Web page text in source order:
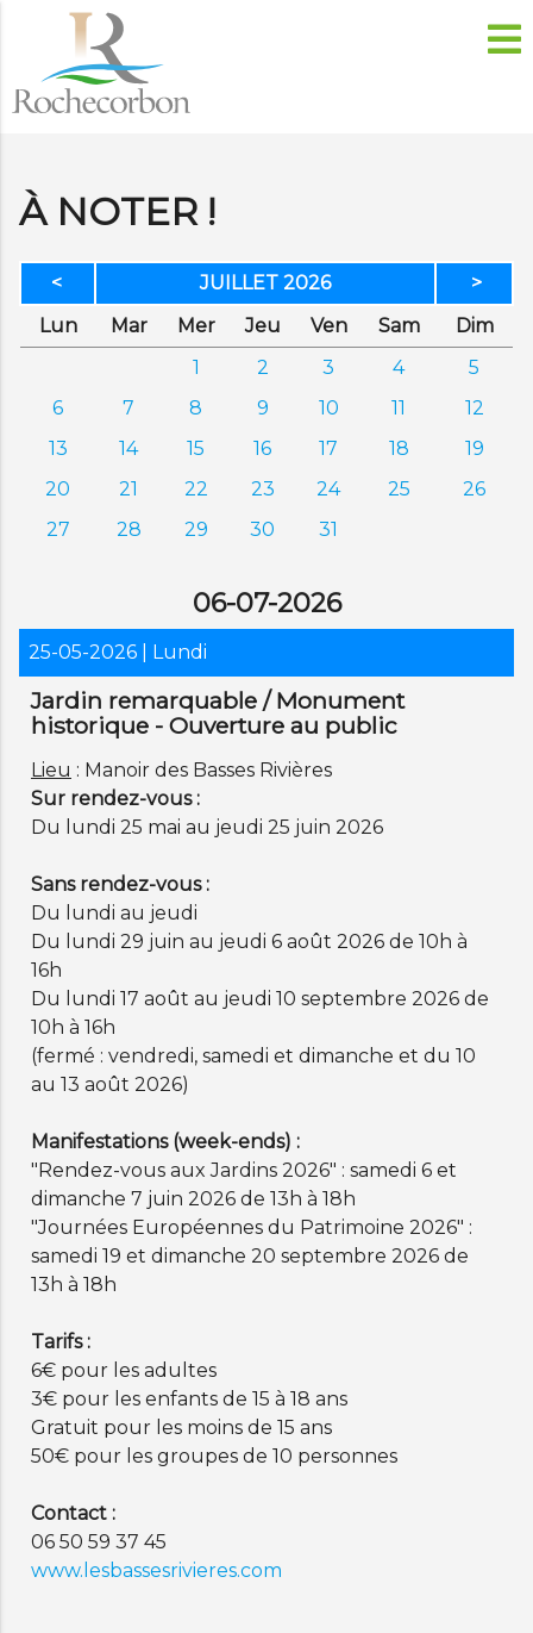
À NOTER !
< JUILLET 2026
>
Lundi Mardi MercrediJeudi VendrediSamedi Dim
1
2 3 4
5
6
7 8 9 10 11
12
13
14 15 16 17 18
19
20
21 22 23 24 25
26
27
28 29 30 31
06-07-2026
25-05-2026 | Lundi
Jardin remarquable / Monument
historique - Ouverture au public
Lieu : Manoir des Basses Rivières
Sur rendez-vous :
Du lundi 25 mai au jeudi 25 juin 2026
Sans rendez-vous :
Du lundi au jeudi
Du lundi 29 juin au jeudi 6 août 2026 de 10h à
16h
Du lundi 17 août au jeudi 10 septembre 2026 de
10h à 16h
(fermé : vendredi, samedi et dimanche et du 10
au 13 août 2026)
Manifestations (week-ends) :
"Rendez-vous aux Jardins 2026" : samedi 6 et
dimanche 7 juin 2026 de 13h à 18h
"Journées Européennes du Patrimoine 2026" :
samedi 19 et dimanche 20 septembre 2026 de
13h à 18h
Tarifs :
6€ pour les adultes
3€ pour les enfants de 15 à 18 ans
Gratuit pour les moins de 15 ans
50€ pour les groupes de 10 personnes
Contact :
06 50 59 37 45
www.lesbassesrivieres.com